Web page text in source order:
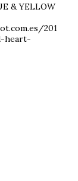
& YELLOW
201
heart-